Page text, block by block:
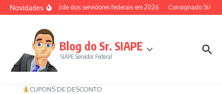
Ir para o conteúdo
Novidades
Auxílio-saúde dos servidores federais em 2026 Consignado SIAPE
Blog do Sr. SIAPE
SIAPE Servidor Federal
CUPONS DE DESCONTO